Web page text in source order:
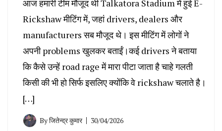
आज हमारी टीम मौजूद थी Talkatora Stadium में हुई E-
Rickshaw मीटिंग में, जहां drivers, dealers और
manufacturers सब मौजूद थे। इस मीटिंग में लोगों ने
अपनी problems खुलकर बताईं।कई drivers ने बताया
कि कैसे उन्हें road rage में मारा पीटा जाता है चाहे गलती
किसी की भी हो सिर्फ इसलिए क्योंकि वे rickshaw चलाते है।
[…]
Byजितेन्द्र कुमार 30/04/2026